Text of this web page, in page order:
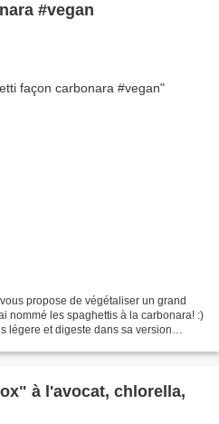
#vegan
propose de végétaliser un grand
nommé les spaghettis à la carbonara! :)
légere et digeste dans sa version
à l'avocat, chlorella,